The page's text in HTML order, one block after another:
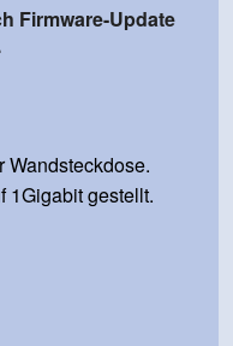
Firmware-Update
Wandsteckdose.
1Gigabit gestellt.